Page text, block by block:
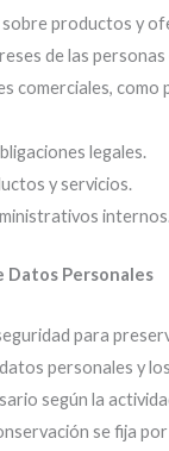
productos y
de las
comerciales, como
legales.
y servicios.
Datos Personales
para
personales y
según la
se fija